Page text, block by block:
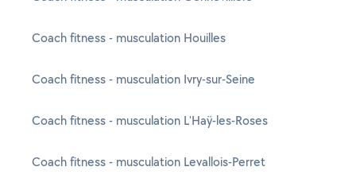
Coach fitness - musculation Houilles
Coach fitness - musculation Ivry-sur-Seine
Coach fitness - musculation L'Haÿ-les-Roses
Coach fitness - musculation Levallois-Perret